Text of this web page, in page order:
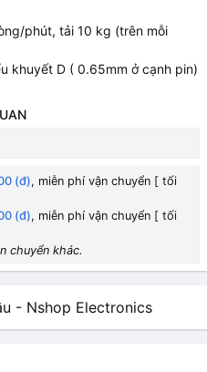
phút, tải 10 kg (trên mỗi
khuyết D ( 0.65mm ở cạnh pin)
(đ), miễn phí vận chuyển [ tối
(đ), miễn phí vận chuyển [ tối
chuyển khác.